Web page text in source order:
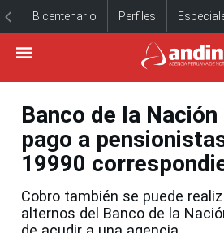
Bicentenario Perfiles
Banco de la
pago a
19990
Cobro también se puede
alternos del Banco de la